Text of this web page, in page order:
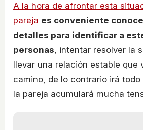
A la hora de afrontar esta
pareja es conveniente
detalles para identificar a
personas, intentar resolver la
llevar una relación estable que
camino, de lo contrario irá
la pareja acumulará mucha